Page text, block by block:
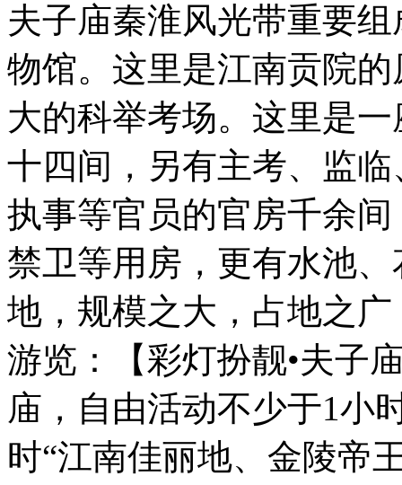
夫子庙秦淮风光带重要
物馆。这里是江南贡院
大的科举考场。这里是
十四间，另有主考、监
执事等官员的官房千余
禁卫等用房，更有水池
地，规模之大，占地之
游览：【彩灯扮靓•夫子
庙，自由活动不少于1小
时“江南佳丽地、金陵帝